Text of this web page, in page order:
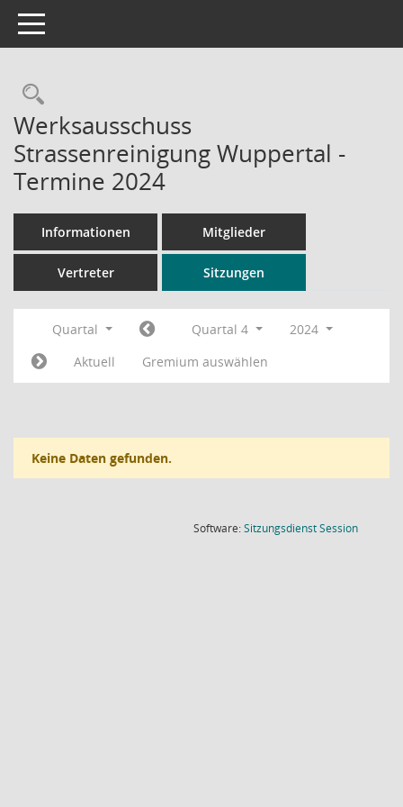
Toggle navigation
Rechercheauswahl
Werksausschuss
Strassenreinigung Wuppertal -
Termine 2024
Informationen Mitglieder
Vertreter Sitzungen
Quartal Quartal 4
2024
Aktuell
Gremium auswählen
Keine Daten gefunden.
Software:SitzungsdienstSession(Wird in